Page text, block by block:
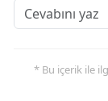
* Bu içerik ile